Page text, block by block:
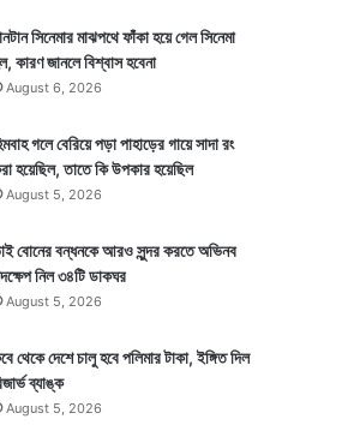
সিনেমার মাঝপথে ফাঁকা হয়ে গেল সিনেমা
কারণ জানলে বিশ্বাস হবেনা
August 6, 2026
গলে বেরিয়ে পড়া পাহাড়ের গায়ে সাদা রং
হয়েছিল, তাতে কি উপকার হয়েছিল
August 5, 2026
বোনের বন্ধনকে আরও সুন্দর করতে অভিনব
নিল ৩৪টি ডাকঘর
August 5, 2026
থেকে দেশে চালু হবে পলিমার টাকা, ইঙ্গিত দিল
ব্যাঙ্ক
August 5, 2026